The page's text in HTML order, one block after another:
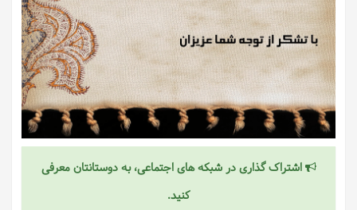
اشتراک گذاری در شبکه های اجتماعی، به دوستانتان معرفی
کنید.